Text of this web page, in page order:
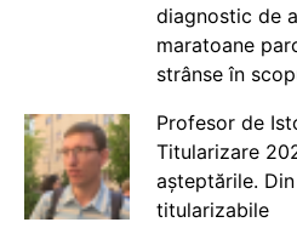
diagnostic de
maratoane
strânse în
Profesor de
Titularizare
așteptările.
titularizabile